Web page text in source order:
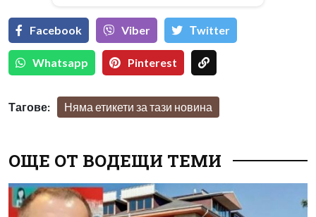
Facebook Viber Тwitter
Whatsapp Pinterest
Тагове: Няма етикети за тази новина
ОЩЕ ОТ ВОДЕЩИ ТЕМИ